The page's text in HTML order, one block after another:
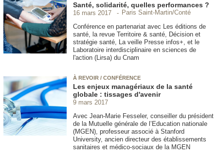
Santé, solidarité, quelles performances ?
16 mars 2017
Paris Saint-Martin/Conté
Conférence en partenariat avec Les éditions de
santé, la revue Territoire & santé, Décision et
stratégie santé, La veille Presse infos+, et le
Laboratoire interdisciplinaire en sciences de
l'action (Lirsa) du Cnam
À REVOIR / CONFÉRENCE
Les enjeux managériaux de la santé
globale : tissages d'avenir
9 mars 2017
Avec Jean-Marie Fesseler, conseiller du président
de la Mutuelle générale de l’Education nationale
(MGEN), professeur associé à Stanford
University, ancien directeur des établissements
sanitaires et médico-sociaux de la MGEN